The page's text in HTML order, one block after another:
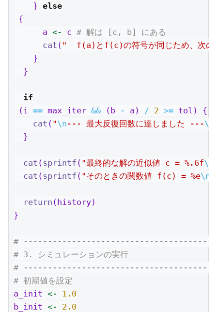
    }
else
{
      a
<- c # 解は [c, b] にある
cat ( "  f(a)とf(c)の符号が同じため、次
    }
  }
if
(i == max_iter && (b - a) / 2 >= tol) {
cat ( "\n --- 最大反復回数に達しました ---\n
  }
cat (sprintf ( "最終的な解の近似値 c = %.6f\n
cat (sprintf ( "そのときの関数値 f(c) = %e\n
return (history)
}
#
# 3. シミュレーションの実行
#
# 初期値を設定
a_init <-
1.0
b_init <-
2.0